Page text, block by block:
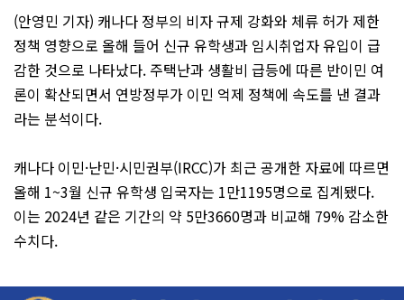
(안영민 기자) 캐나다 정부의 비자 규제 강화와 체류 허가 제한
정책 영향으로 올해 들어 신규 유학생과 임시취업자 유입이 급
감한 것으로 나타났다. 주택난과 생활비 급등에 따른 반이민 여
론이 확산되면서 연방정부가 이민 억제 정책에 속도를 낸 결과
라는 분석이다.
캐나다 이민·난민·시민권부(IRCC)가 최근 공개한 자료에 따르면
올해 1~3월 신규 유학생 입국자는 1만1195명으로 집계됐다.
이는 2024년 같은 기간의 약 5만3660명과 비교해 79% 감소한
수치다.